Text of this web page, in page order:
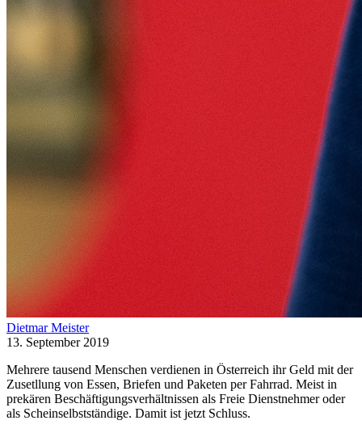
Dietmar Meister
13. September 2019
Mehrere tausend Menschen verdienen in Österreich ihr Geld mit der
Zusetllung von Essen, Briefen und Paketen per Fahrrad. Meist in
prekären Beschäftigungsverhältnissen als Freie Dienstnehmer oder
als Scheinselbstständige. Damit ist jetzt Schluss.